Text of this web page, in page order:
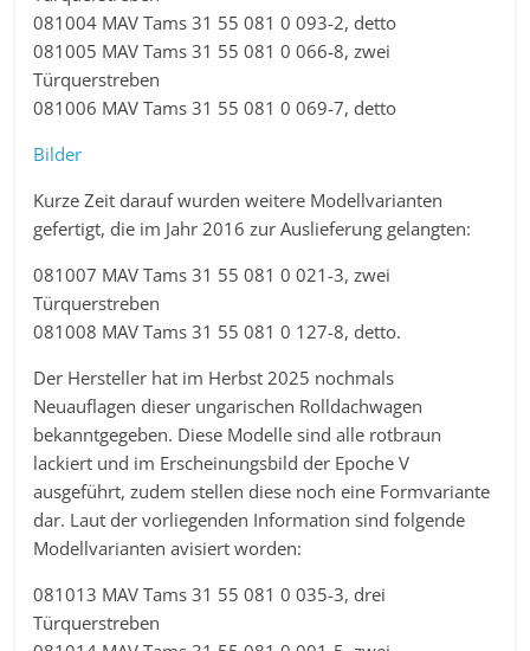
081004 MAV Tams 31 55 081 0 093-2, detto
081005 MAV Tams 31 55 081 0 066-8, zwei
Türquerstreben
081006 MAV Tams 31 55 081 0 069-7, detto
Bilder
Kurze Zeit darauf wurden weitere Modellvarianten
gefertigt, die im Jahr 2016 zur Auslieferung gelangten:
081007 MAV Tams 31 55 081 0 021-3, zwei
Türquerstreben
081008 MAV Tams 31 55 081 0 127-8, detto.
Der Hersteller hat im Herbst 2025 nochmals
Neuauflagen dieser ungarischen Rolldachwagen
bekanntgegeben. Diese Modelle sind alle rotbraun
lackiert und im Erscheinungsbild der Epoche V
ausgeführt, zudem stellen diese noch eine Formvariante
dar. Laut der vorliegenden Information sind folgende
Modellvarianten avisiert worden:
081013 MAV Tams 31 55 081 0 035-3, drei
Türquerstreben